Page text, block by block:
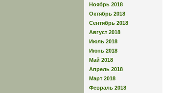
Ноябрь 2018
Октябрь 2018
Сентябрь 2018
Август 2018
Июль 2018
Июнь 2018
Май 2018
Апрель 2018
Март 2018
Февраль 2018